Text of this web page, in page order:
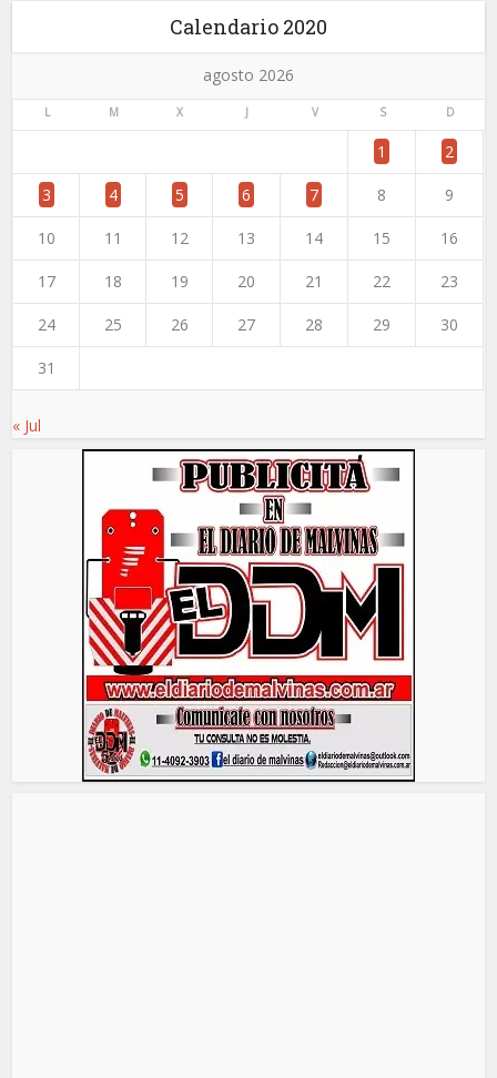
Calendario 2020
agosto 2026
L M X J V S D
1 2
3 4 5 6 7 8 9
10 11 12 13 14 15 16
17 18 19 20 21 22 23
24 25 26 27 28 29 30
31
« Jul